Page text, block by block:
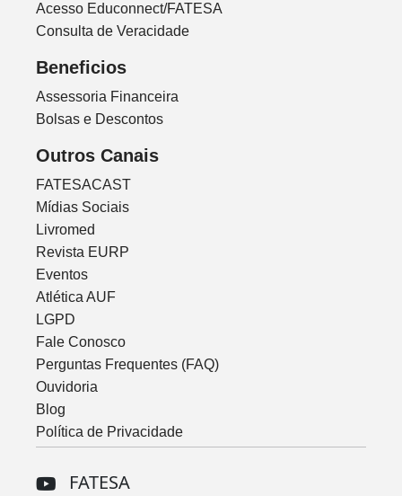
Acesso Educonnect/FATESA
Consulta de Veracidade
Beneficios
Assessoria Financeira
Bolsas e Descontos
Outros Canais
FATESACAST
Mídias Sociais
Livromed
Revista EURP
Eventos
Atlética AUF
LGPD
Fale Conosco
Perguntas Frequentes (FAQ)
Ouvidoria
Blog
Política de Privacidade
FATESA